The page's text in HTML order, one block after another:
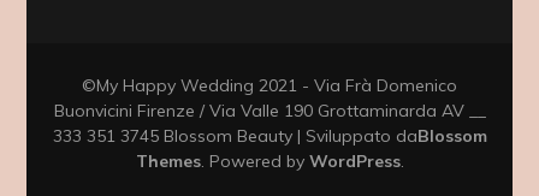
©My Happy Wedding 2021 - Via Frà Domenico
Buonvicini Firenze / Via Valle 190 Grottaminarda AV __
333 351 3745 Blossom Beauty | Sviluppato daBlossom
Themes. Powered by WordPress.